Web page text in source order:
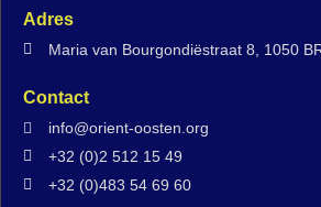
Adres
Maria van Bourgondiëstraat 8, 1050
Contact
info@orient-oosten.org
+32 (0)2 512 15 49
+32 (0)483 54 69 60